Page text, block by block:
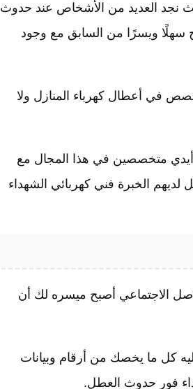
منازل الشهداء حيث نجد العديد من الأشخاص عند حدوث
سهلًا ويسرًا من السابق مع وجود
في أعطال كهرباء المنازل ولا
متخصصين في هذا المجال مع
الخبرة فني كهربائي الشهداء
الاجتماعي أصبح ميسره لك أن
كل ما يخصك من أرقام وبيانات
فور حدوث العطل.